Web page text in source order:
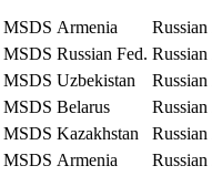
MSDS Armenia Russian
MSDS Russian Fed. Russian
MSDS Uzbekistan Russian
MSDS Belarus Russian
MSDS Kazakhstan Russian
MSDS Armenia Russian